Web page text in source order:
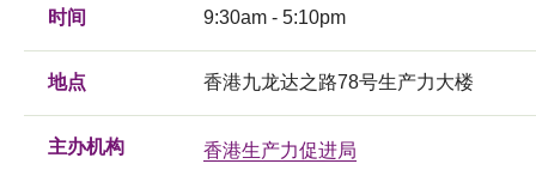
时间 9:30am - 5:10pm
地点 香港九龙达之路78号生产力大楼
主办机构 香港生产力促进局